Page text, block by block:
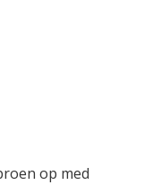
op med